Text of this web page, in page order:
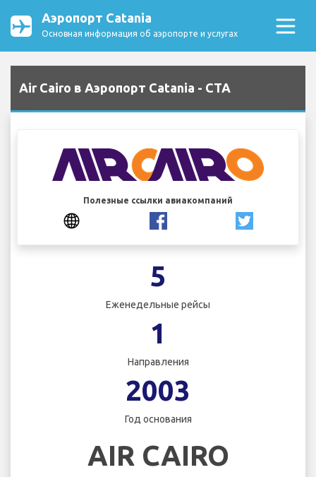
Аэропорт Catania
Основная информация об аэропорте и услугах
Air Cairo в Аэропорт Catania - CTA
Полезные ссылки авиакомпаний
5
Еженедельные рейсы
1
Направления
2003
Год основания
AIR CAIRO